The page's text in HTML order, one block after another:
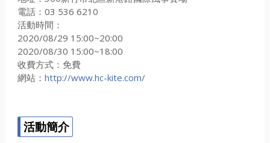
電話：03 536 6210
活動時間：
2020/08/29 15:00~20:00
2020/08/30 15:00~18:00
收費方式：免費
網站： http://www.hc-kite.com/
活動簡介